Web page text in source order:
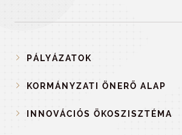
PÁLYÁZATOK
KORMÁNYZATI ÖNERŐ ALAP
INNOVÁCIÓS ÖKOSZISZTÉMA